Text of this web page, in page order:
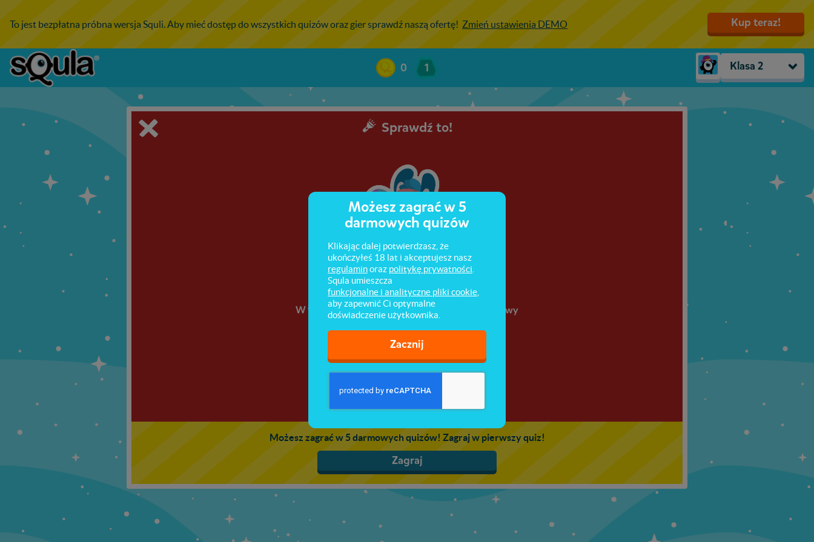
To jest bezpłatna próbna wersja Squli. Aby mieć dostęp do wszystkich quizów oraz gier sprawdź naszą ofertę! Zmień ustawienia DEMO Kup teraz!
0 1 Klasa 2
Przedszkole
Zerówka
Klasa 2
Klasa 3
Sprawdź to!
Wielkanocne zabawy
W tym quizie znajdziesz wiele pomysłów na zabawy
podczas wielkanocnego czasu.
Możesz zagrać w 5 darmowych quizów! Zagraj w pierwszy quiz!
Zagraj
Możesz zagrać w 5
darmowych quizów
Klikając dalej potwierdzasz, że
ukończyłeś 18 lat i akceptujesz nasz
regulaminoraz politykę prywatności
Squla umieszcza
funkcjonalne i analityczne pliki cookie
aby zapewnić Ci optymalne
doświadczenie użytkownika.
Zacznij